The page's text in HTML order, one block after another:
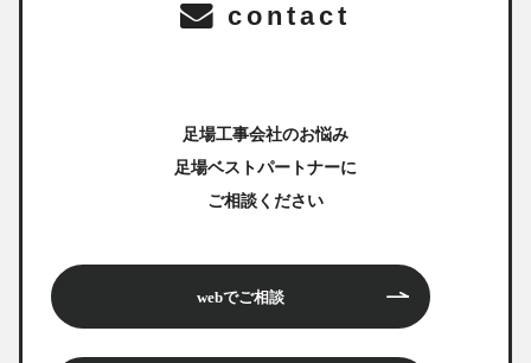
contact
足場工事会社のお悩み
足場ベストパートナーに
ご相談ください
webでご相談